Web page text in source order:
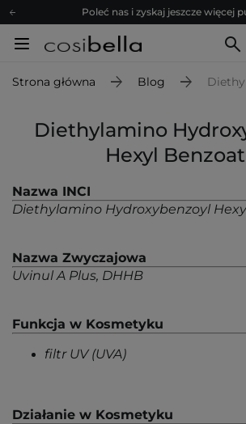
Poleć nas i zyskaj jeszcze więcej
Zapisz się na newsletter pełen
Z nami to możliwe! Realizacja
Zapisz się na newsletter pełen
Strona główna Blog
Diethylamino
Hexyl
Nazwa INCI
Diethylamino Hydroxybenzoyl
Nazwa Zwyczajowa
Uvinul A Plus, DHHB
Funkcja w Kosmetyku
filtr UV (UVA)
Działanie w Kosmetyku